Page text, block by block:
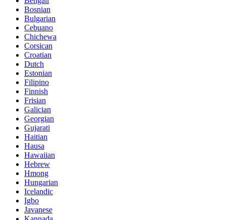
Bosnian
Bulgarian
Cebuano
Chichewa
Corsican
Croatian
Dutch
Estonian
Filipino
Finnish
Frisian
Galician
Georgian
Gujarati
Haitian
Hausa
Hawaiian
Hebrew
Hmong
Hungarian
Icelandic
Igbo
Javanese